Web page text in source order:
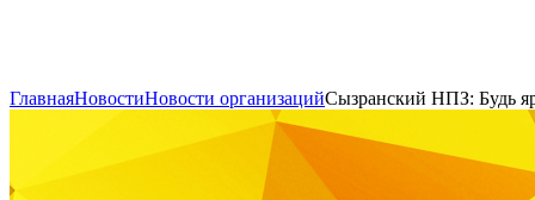
ГлавнаяНовостиНовости организацийСызранский НПЗ: Будь